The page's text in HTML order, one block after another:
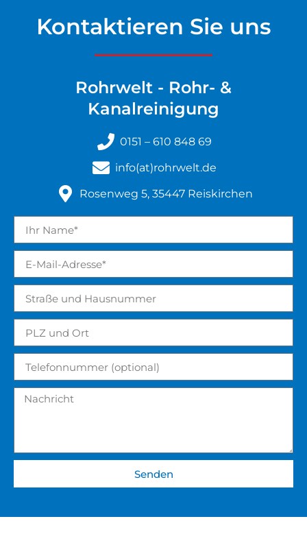
Kontaktieren Sie uns
Rohrwelt - Rohr- &
Kanalreinigung
0151 – 610 848 69
info(at)rohrwelt.de
Rosenweg 5, 35447 Reiskirchen
Senden